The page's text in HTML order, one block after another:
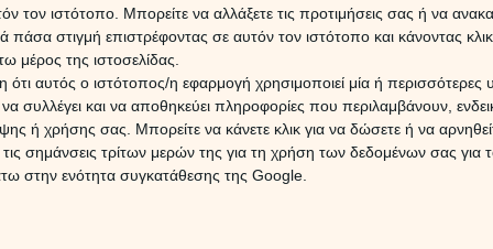
τον ιστότοπο. Μπορείτε να αλλάξετε τις προτιμήσεις σας ή να
στιγμή επιστρέφοντας σε αυτόν τον ιστότοπο και κάνοντας
μέρος της ιστοσελίδας.
αυτός ο ιστότοπος/η εφαρμογή χρησιμοποιεί μία ή περισσότερες
συλλέγει και να αποθηκεύει πληροφορίες που περιλαμβάνουν,
ή χρήσης σας. Μπορείτε να κάνετε κλικ για να δώσετε ή να
σημάνσεις τρίτων μερών της για τη χρήση των δεδομένων σας
στην ενότητα συγκατάθεσης της Google.
και διαπραγματεύσεις, που φαίνεται πως μπορεί
η αποτελέσματα.
και μετά, η κατάσταση φαίνεται να κυλάει μέσα σε μια
δίνει τη δυνατότητανα έρθουμε σε επαφή με τα
καλύτερα. Δεν αποκλείεται, μια έξοδος στις
τη διάθεση μας και να μας φέρει σε επαφή με ό,τι μας
καλά.
Οι
7